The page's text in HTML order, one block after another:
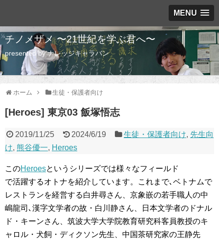
MENU
チノメザメ 〜21世紀を学ぶ君へ〜
presented by ナレッジキャラバン
ホーム 生徒・保護者向け
[Heroes] 東京03 飯塚悟志
2019/11/25 2024/6/19 生徒・保護者向け, 先生向
け, 熊谷優一, Heroes
このHeroesというシリーズでは様々なフィールド
で活躍するオトナを紹介しています。これまで､ベトナムで
レストランを経営する白井尋さん、京象嵌の若手職人の中
嶋龍司､漢字文学者の故・白川静さん、日本文学者のドナル
ド・キーンさん、筑波大学大学院教育研究科客員教授のキ
ャロル・犬飼・ディクソン先生、中国茶研究家の王静先